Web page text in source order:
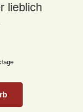
lieblich